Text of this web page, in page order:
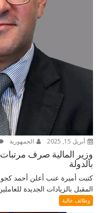
أبريل 15, 2025 الجمهورية
وزير المالية صرف مرتبات
بالدولة
كتبت أميرة عنب أعلن أحمد
المقبل بالزيادات الجديدة
وظائف خالية